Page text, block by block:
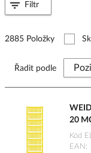
2885 Položky
Řadit podle
20
Kód
EAN
Filtr